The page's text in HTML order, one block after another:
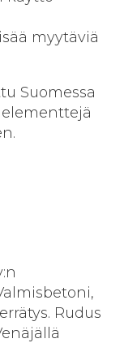
myytäviä
Suomessa
Rudus